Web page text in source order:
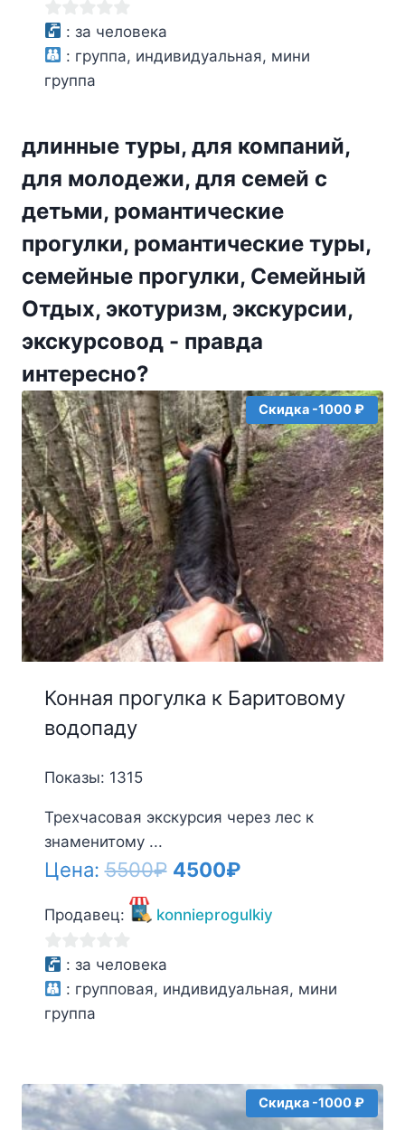
0
из
5
: за человека
: группа, индивидуальная, мини
группа
длинные туры, для компаний,
для молодежи, для семей с
детьми, романтические
прогулки, романтические туры,
семейные прогулки, Семейный
Отдых, экотуризм, экскурсии,
экскурсовод - правда
интересно?
Скидка -1000 ₽
Конная прогулка к Баритовому
водопаду
Показы: 1315
Трехчасовая экскурсия через лес к
знаменитому ...
Цена:5500₽ Первоначальная
составляла
4500₽Текущая
4500₽.
Продавец: konnieprogulkiy
0
из
5
: за человека
: групповая, индивидуальная, мини
группа
Скидка -1000 ₽